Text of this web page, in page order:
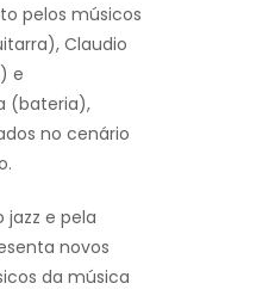
pelos músicos
Claudio
e
(bateria),
no cenário
jazz e pela
novos
da música